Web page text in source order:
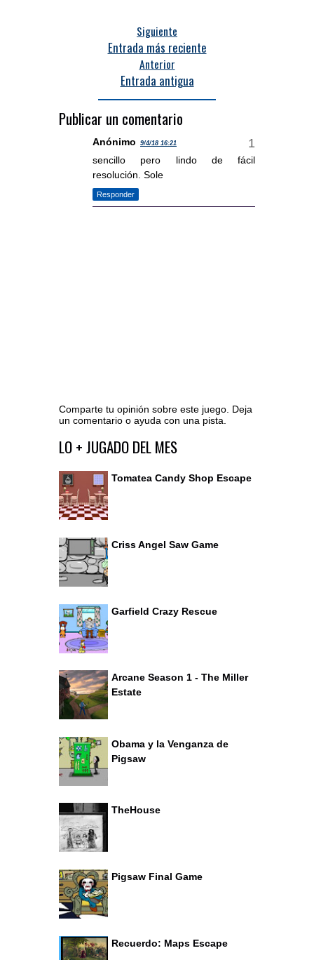
Siguiente
Entrada más reciente
Anterior
Entrada antigua
Publicar un comentario
Anónimo 9/4/18 16:21
sencillo pero lindo de fácil
resolución. Sole
Responder
Comparte tu opinión sobre este juego. Deja
un comentario o ayuda con una pista.
Ir al editor de comentarios
LO + JUGADO DEL MES
Tomatea Candy Shop Escape
Criss Angel Saw Game
Garfield Crazy Rescue
Arcane Season 1 - The Miller
Estate
Obama y la Venganza de
Pigsaw
TheHouse
Pigsaw Final Game
Recuerdo: Maps Escape